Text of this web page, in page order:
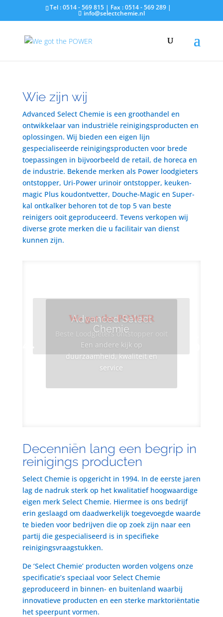
Tel : 0514 - 569 815 | Fax : 0514 - 569 289 |
info@selectchemie.nl
Wie zijn wij
Advanced Select Chemie is een groothandel en
ontwikkelaar van industriële reinigingsproducten en
oplossingen. Wij bieden een eigen lijn
gespecialiseerde reinigingsproducten voor brede
toepassingen in bijvoorbeeld de retail, de horeca en
de industrie. Bekende merken als Power loodgieters
ontstopper, Uri-Power urinoir ontstopper, keuken-
magic Plus koudontvetter, Douche-Magic en Super-
kal ontkalker behoren tot de top 5 van beste
reinigers ooit geproduceerd. Tevens verkopen wij
diverse grote merken die u facilitair van dienst
kunnen zijn.
Advanced Select
Chemie
Een andere kijk op
duurzaamheid, kwaliteit en
service
We got the POWER
Beste Loodgieters ontstopper ooit
Decenniën lang een begrip in
reinigings producten
Select Chemie is opgericht in 1994. In de eerste jaren
lag de nadruk sterk op het kwalitatief hoogwaardige
eigen merk Select Chemie. Hiermee is ons bedrijf
erin geslaagd om daadwerkelijk toegevoegde waarde
te bieden voor bedrijven die op zoek zijn naar een
partij die gespecialiseerd is in specifieke
reinigingsvraagstukken.
De ‘Select Chemie’ producten worden volgens onze
specificatie’s speciaal voor Select Chemie
geproduceerd in binnen- en buitenland waarbij
innovatieve producten en een sterke marktoriëntatie
het speerpunt vormen.